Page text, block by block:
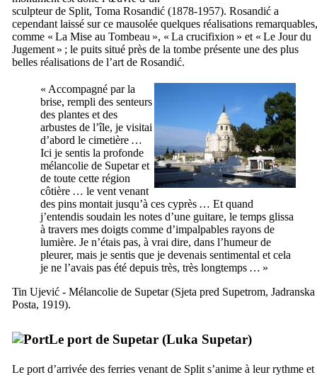
sculpteur de Split, Toma Rosandić (1878-1957). Rosandić a
cependant laissé sur ce mausolée quelques réalisations remarquables,
comme « La Mise au Tombeau », « La crucifixion » et « Le Jour du
Jugement » ; le puits situé près de la tombe présente une des plus
belles réalisations de l’art de Rosandić.
« Accompagné par la
brise, rempli des senteurs
des plantes et des
arbustes de l’île, je visitai
d’abord le cimetière …
Ici je sentis la profonde
mélancolie de Supetaret
de toute cette région
côtière … le vent venant
des pins montait jusqu’à ces cyprès … Et quand
j’entendis soudain les notes d’une guitare, le temps glissa
à travers mes doigts comme d’impalpables rayons de
lumière. Je n’étais pas, à vrai dire, dans l’humeur de
pleurer, mais je sentis que je devenais sentimental et cela
je ne l’avais pas été depuis très, très longtemps … »
Tin Ujević - Mélancolie de Supetar(Sjeta pred Supetrom, Jadranska
Posta, 1919).
Le port de Supetar (Luka Supetar)
Le port d’arrivée des ferries venant de Split s’anime à leur rythme et